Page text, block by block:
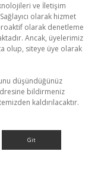
ve İletişim
olarak hizmet
olarak denetleme
Ancak, üyelerimiz
olup, siteye üye olarak
düşündüğünüz
bildirmeniz
kaldırılacaktır.